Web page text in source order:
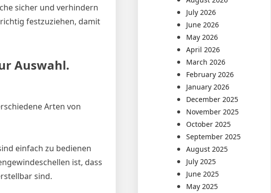
sicher und verhindern
festzuziehen, damit
Auswahl.
Arten von
einfach zu bedienen
ist, dass
sind.
July 2026
June 2026
May 2026
April 2026
March 2026
February 2026
January 2026
December 2025
November 2025
October 2025
September 2025
August 2025
July 2025
June 2025
May 2025